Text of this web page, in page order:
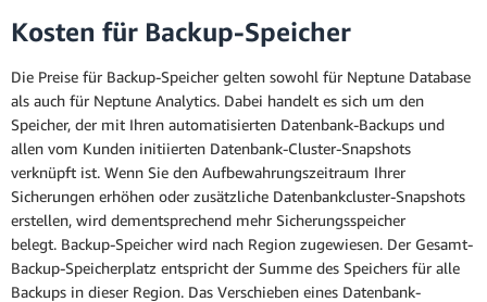
Kosten für Backup-Speicher
Die Preise für Backup-Speicher gelten sowohl für Neptune Database
als auch für Neptune Analytics. Dabei handelt es sich um den
Speicher, der mit Ihren automatisierten Datenbank-Backups und
allen vom Kunden initiierten Datenbank-Cluster-Snapshots
verknüpft ist. Wenn Sie den Aufbewahrungszeitraum Ihrer
Sicherungen erhöhen oder zusätzliche Datenbankcluster-Snapshots
erstellen, wird dementsprechend mehr Sicherungsspeicher
belegt. Backup-Speicher wird nach Region zugewiesen. Der Gesamt-
Backup-Speicherplatz entspricht der Summe des Speichers für alle
Backups in dieser Region. Das Verschieben eines Datenbank-